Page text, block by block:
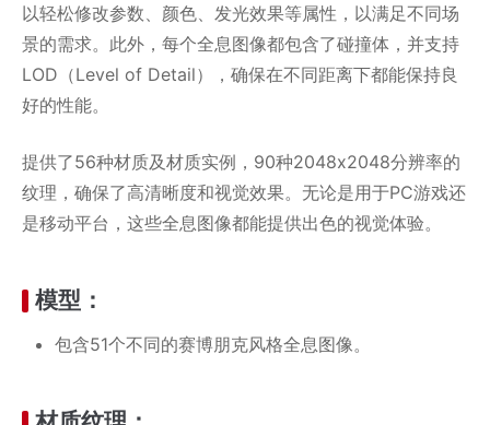
以轻松修改参数、颜色、发光效果等属性，以满足不同场
景的需求。此外，每个全息图像都包含了碰撞体，并支持
LOD（Level of Detail），确保在不同距离下都能保持良
好的性能。
提供了56种材质及材质实例，90种2048x2048分辨率的
纹理，确保了高清晰度和视觉效果。无论是用于PC游戏还
是移动平台，这些全息图像都能提供出色的视觉体验。
模型：
包含51个不同的赛博朋克风格全息图像。